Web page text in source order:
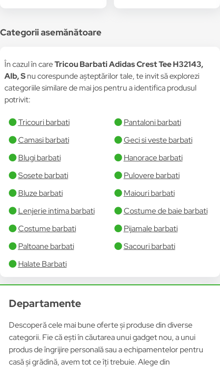
Categorii asemănătoare
În cazul în careTricou Barbati Adidas Crest Tee H32143,
Alb, Snu corespunde așteptărilor tale, te invit să explorezi
categoriile similare de mai jos pentru a identifica produsul
potrivit:
Tricouri barbati
Pantaloni barbati
Camasi barbati
Geci si veste barbati
Blugi barbati
Hanorace barbati
Sosete barbati
Pulovere barbati
Bluze barbati
Maiouri barbati
Lenjerie intima barbati
Costume de baie barbati
Costume barbati
Pijamale barbati
Paltoane barbati
Sacouri barbati
Halate Barbati
Departamente
Descoperă cele mai bune oferte și produse din diverse
categorii. Fie că ești în căutarea unui gadget nou, a unui
produs de îngrijire personală sau a echipamentelor pentru
casă și grădină, avem tot ce îți trebuie. Alege din